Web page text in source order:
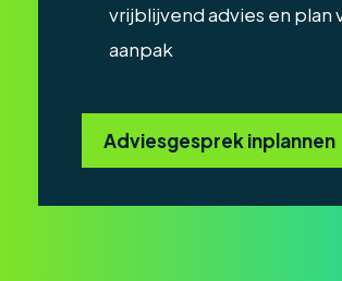
vrijblijvend advies en plan
aanpak
Adviesgesprek inplannen